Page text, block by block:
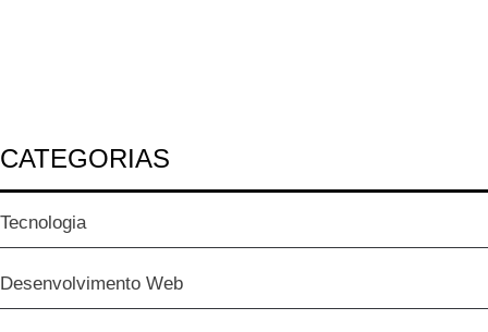
CATEGORIAS
Tecnologia
Desenvolvimento Web